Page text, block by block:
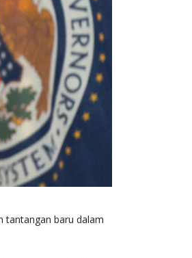
tantangan baru dalam